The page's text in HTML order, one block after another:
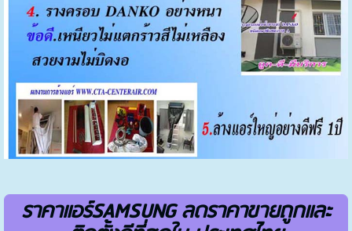
ราคาแอร์SAMSUNG ลดราคาขายถูกและ